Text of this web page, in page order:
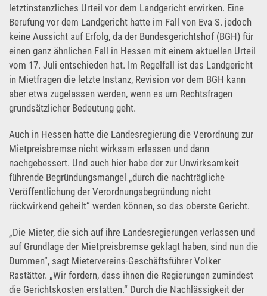
letztinstanzliches Urteil vor dem Landgericht erwirken. Eine
Berufung vor dem Landgericht hatte im Fall von Eva S. jedoch
keine Aussicht auf Erfolg, da der Bundesgerichtshof (BGH) für
einen ganz ähnlichen Fall in Hessen mit einem aktuellen Urteil
vom 17. Juli entschieden hat. Im Regelfall ist das Landgericht
in Mietfragen die letzte Instanz, Revision vor dem BGH kann
aber etwa zugelassen werden, wenn es um Rechtsfragen
grundsätzlicher Bedeutung geht.
Auch in Hessen hatte die Landesregierung die Verordnung zur
Mietpreisbremse nicht wirksam erlassen und dann
nachgebessert. Und auch hier habe der zur Unwirksamkeit
führende Begründungsmangel „durch die nachträgliche
Veröffentlichung der Verordnungsbegründung nicht
rückwirkend geheilt“ werden können, so das oberste Gericht.
„Die Mieter, die sich auf ihre Landesregierungen verlassen und
auf Grundlage der Mietpreisbremse geklagt haben, sind nun die
Dummen“, sagt Mietervereins-Geschäftsführer Volker
Rastätter. „Wir fordern, dass ihnen die Regierungen zumindest
die Gerichtskosten erstatten.“ Durch die Nachlässigkeit der